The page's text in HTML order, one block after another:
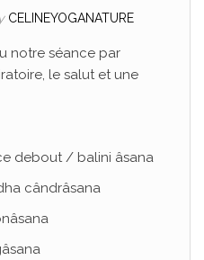
CELINEYOGANATURE
notre séance par
le salut et une
/ balini âsana
cândrâsana